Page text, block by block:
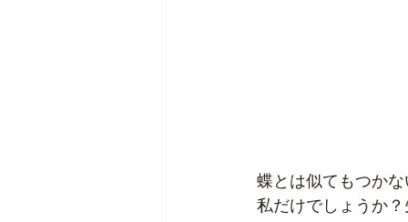
蝶とは似てもつか
私だけでしょうか